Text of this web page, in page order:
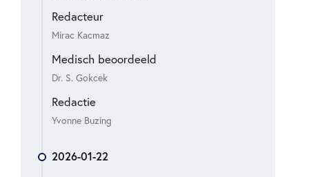
Redacteur
Mirac Kacmaz
Medisch beoordeeld
Dr. S. Gokcek
Redactie
Yvonne Buzing
2026-01-22